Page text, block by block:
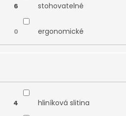
6 stohovatelné
0 ergonomické
4 hliníková slitina